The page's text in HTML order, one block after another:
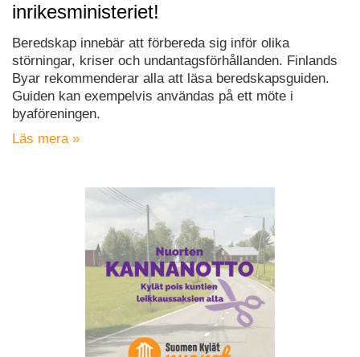
inrikesministeriet!
Beredskap innebär att förbereda sig inför olika
störningar, kriser och undantagsförhållanden. Finlands
Byar rekommenderar alla att läsa beredskapsguiden.
Guiden kan exempelvis användas på ett möte i
byaföreningen.
Läs mera »